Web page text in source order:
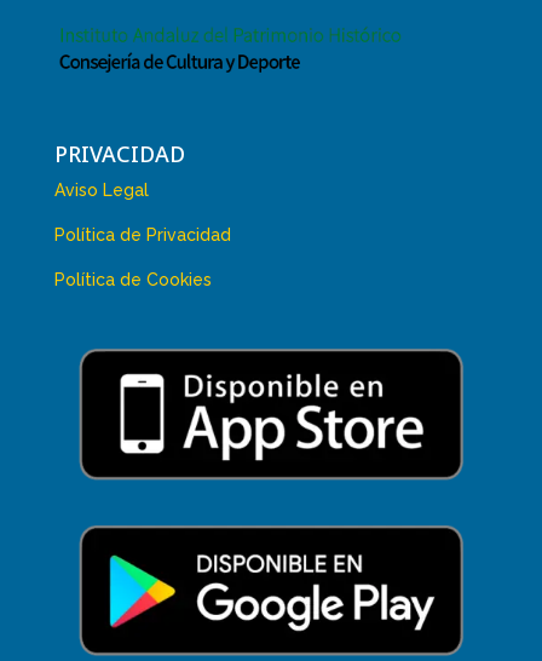
PRIVACIDAD
Aviso Legal
Política de Privacidad
Política de Cookies